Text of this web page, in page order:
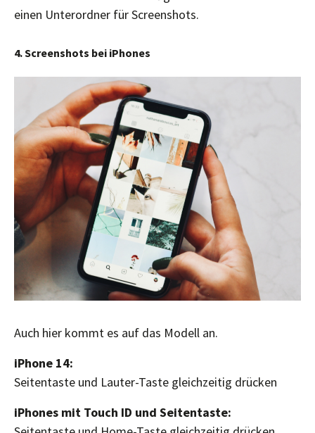
einen Unterordner für Screenshots.
4. Screenshots bei iPhones
Auch hier kommt es auf das Modell an.
iPhone 14:
Seitentaste und Lauter-Taste gleichzeitig drücken
iPhones mit Touch ID und Seitentaste: